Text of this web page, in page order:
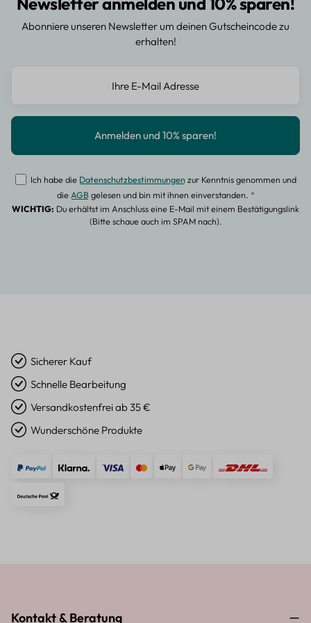
Abonniere unseren Newsletter um deinen Gutscheincode zu
erhalten!
Ich habe die Datenschutzbestimmungenzur Kenntnis genommen und
dieAGBgelesen und bin mit ihnen einverstanden. *
WICHTIG: Du erhältst im Anschluss eine E-Mail mit einem Bestätigungslink
(Bitte schaue auch im SPAM nach).
Sicherer Kauf
Schnelle Bearbeitung
Versandkostenfrei ab 35 €
Wunderschöne Produkte
Kontakt & Beratung